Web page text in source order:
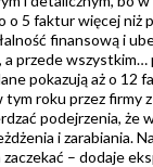
o 5 faktur więcej niż
finansową i
a przede wszystkim…
pokazują aż o 12
roku przez firmy
podejrzenia, że
i zarabiania.
– dodaje